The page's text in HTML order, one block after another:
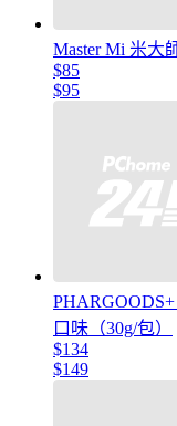
Master Mi 米大
$85
$95
口味（30g/包）
$134
$149